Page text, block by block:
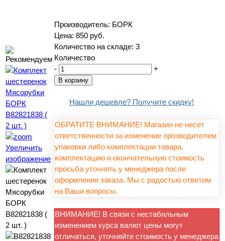
Увеличить
изображение
Производитель: БОРК
Цена: 850 руб.
Количество на складе: 3
Количество
-
+
Нашли дешевле? Получите скидку!
ОБРАТИТЕ ВНИМАНИЕ! Магазин не несет
ответственности за изменение прозводителем
упаковки либо комплектации товара,
комплектацию и окончательную стоимость
просьба уточнять у менеджера после
оформления заказа. Мы с радостью ответим
на Ваши вопросы.
ВНИМАНИЕ! В связи с нестабильным
изменением курса валют цены могут
отличаться, уточняйте стоимость у менеджера